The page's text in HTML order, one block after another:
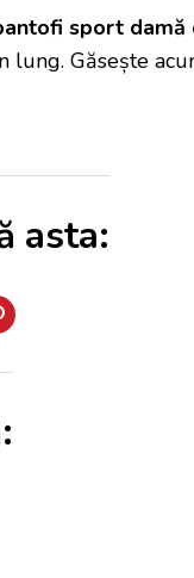
sport damă
lung. Găsește
asta: